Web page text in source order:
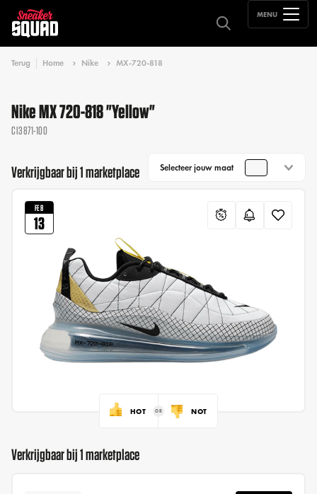
MENU
Terug Home Nike MX-720-818
Nike MX 720-818 "Yellow"
CI3871-100
Verkrijgbaar bij 1 marketplace Selecteer jouw maat
FEB
13
HOT NOT
Verkrijgbaar bij 1 marketplace